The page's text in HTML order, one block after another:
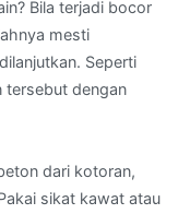
Bila terjadi bocor
mesti
Seperti
tersebut dengan
dari kotoran,
sikat kawat atau